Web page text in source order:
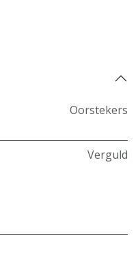
Oorstekers
Verguld